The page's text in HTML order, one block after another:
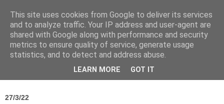
Σύλλογος Ιπποκράτειος
27/3/22
This site uses cookies from Google to deliver its services
and to analyze traffic. Your IP address and user-agent are
shared with Google along with performance and security
metrics to ensure quality of service, generate usage
statistics, and to detect and address abuse.
LEARN MORE GOT IT